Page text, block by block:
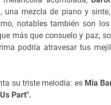
una mezcla de piano y
notables también son
más que consuelo y paz,
podría atravesar tus
su triste melodía: es Mia
Part".